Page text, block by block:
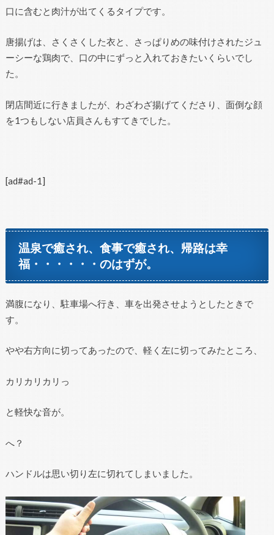
口に含むと肉汁が出てくるタイプです。
唐揚げは、さくさくした衣と、さっぱりめの味付けされたジュ
ーシーな鶏肉で、口の中にずっと入れておきたいくらいでし
た。
閉店間近に行きましたが、わざわざ揚げてくださり、面倒な顔
を1つもしない店員さんもすてきでした。
[ad#ad-1]
温泉で癒され、食事で癒され、帰路は幸
福・・・・・・のはずが。
満腹になり、駐車場へ行き、車を出発させようとしたときで
す。
やや右方向に切ってあったので、軽く左に切ってみたところ、
カリカリカリっ
と軽快な音が。
へ？
ハンドルは思い切り左に切れてしまいました。